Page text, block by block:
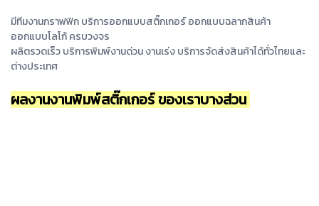
มีทีมงานกราฟฟิก บริการออกแบบสติ๊กเกอร์ ออกแบบฉลากสินค้า
ออกแบบโลโก้ ครบวงจร
ผลิตรวดเร็ว บริการพิมพ์งานด่วน งานเร่ง บริการจัดส่งสินค้าได้ทั่วไทยและ
ต่างประเทศ
ผลงานงานพิมพ์สติ๊กเกอร์ ของเราบางส่วน